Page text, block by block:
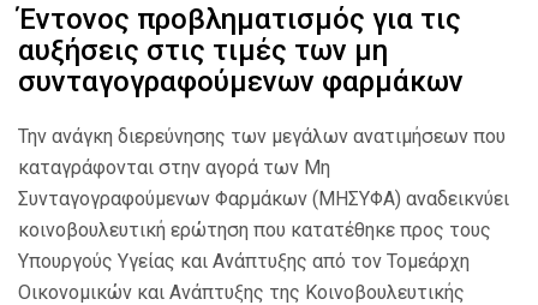
Έντονος προβληματισμός για τις
αυξήσεις στις τιμές των μη
συνταγογραφούμενων φαρμάκων
Την ανάγκη διερεύνησης των μεγάλων ανατιμήσεων που
καταγράφονται στην αγορά των Μη
Συνταγογραφούμενων Φαρμάκων (ΜΗΣΥΦΑ) αναδεικνύει
κοινοβουλευτική ερώτηση που κατατέθηκε προς τους
Υπουργούς Υγείας και Ανάπτυξης από τον Τομεάρχη
Οικονομικών και Ανάπτυξης της Κοινοβουλευτικής